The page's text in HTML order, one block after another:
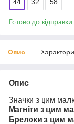
44 32 58
Готово до відправки
Опис
Опис
Значки з цим
Магніти з цим
Брелоки з цим